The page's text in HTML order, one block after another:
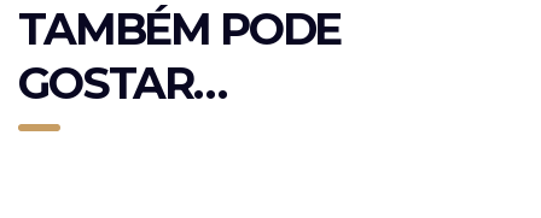
TAMBÉM PODE
GOSTAR…